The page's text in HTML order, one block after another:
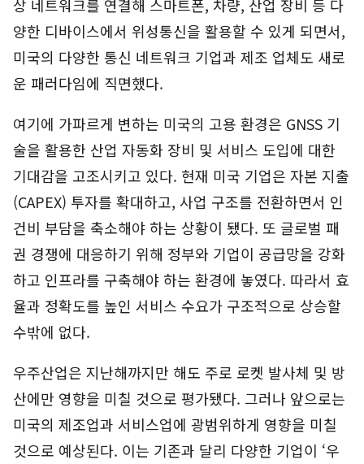
상 네트워크를 연결해 스마트폰, 차량, 산업 장비 등 다
양한 디바이스에서 위성통신을 활용할 수 있게 되면서,
미국의 다양한 통신 네트워크 기업과 제조 업체도 새로
운 패러다임에 직면했다.
여기에 가파르게 변하는 미국의 고용 환경은 GNSS 기
술을 활용한 산업 자동화 장비 및 서비스 도입에 대한
기대감을 고조시키고 있다. 현재 미국 기업은 자본 지출
(CAPEX) 투자를 확대하고, 사업 구조를 전환하면서 인
건비 부담을 축소해야 하는 상황이 됐다. 또 글로벌 패
권 경쟁에 대응하기 위해 정부와 기업이 공급망을 강화
하고 인프라를 구축해야 하는 환경에 놓였다. 따라서 효
율과 정확도를 높인 서비스 수요가 구조적으로 상승할
수밖에 없다.
우주산업은 지난해까지만 해도 주로 로켓 발사체 및 방
산에만 영향을 미칠 것으로 평가됐다. 그러나 앞으로는
미국의 제조업과 서비스업에 광범위하게 영향을 미칠
것으로 예상된다. 이는 기존과 달리 다양한 기업이 ‘우